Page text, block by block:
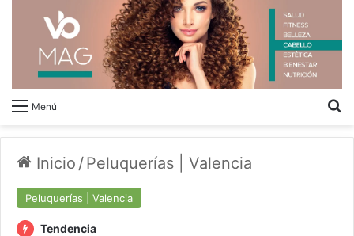
Menú
Inicio /Peluquerías | Valencia
Peluquerías | Valencia
Tendencia